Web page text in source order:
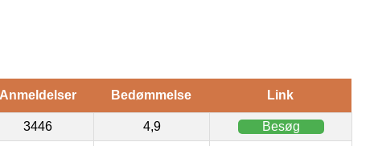
Anmeldelser Bedømmelse Link
3446 4,9 Besøg